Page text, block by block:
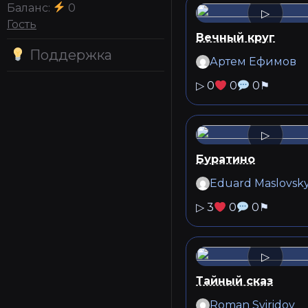
▷
Вечный круг
Артем Ефимов
▷ 0 0 0⚑
▷
Буратино
Eduard
▷ 3 0 0⚑
▷
Тайный сказ
Roman Sviridov
Баланс:
0
Гость
Поддержка